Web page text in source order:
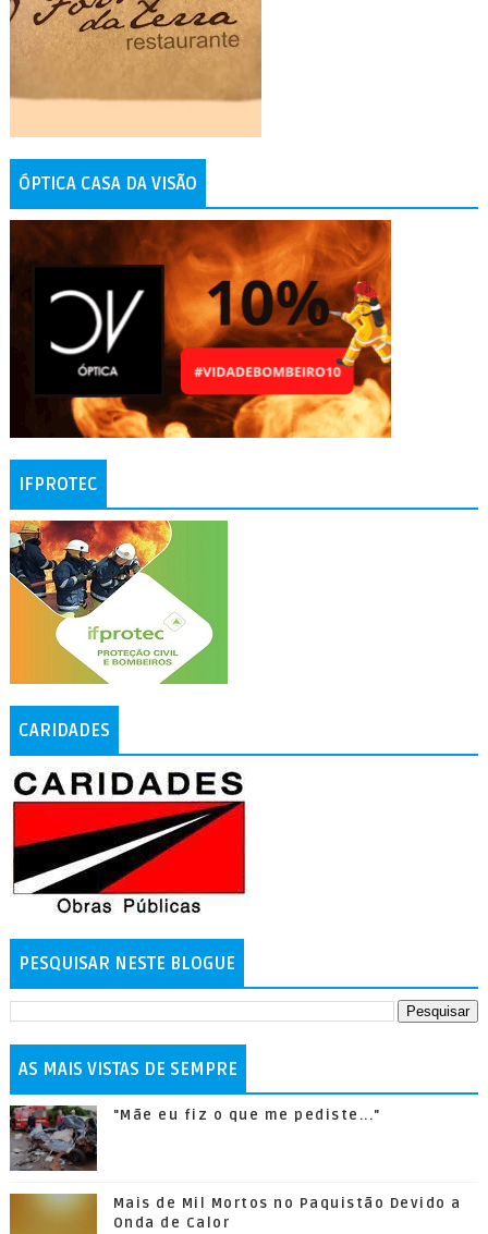
ÓPTICA CASA DA VISÃO
IFPROTEC
CARIDADES
PESQUISAR NESTE BLOGUE
AS MAIS VISTAS DE SEMPRE
"Mãe eu fiz o que me pediste..."
Mais de Mil Mortos no Paquistão Devido a
Onda de Calor